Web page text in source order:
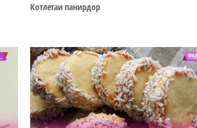
Котлетаи панирдор